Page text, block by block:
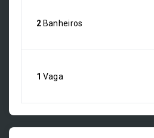
2 Banheiros
1 Vaga